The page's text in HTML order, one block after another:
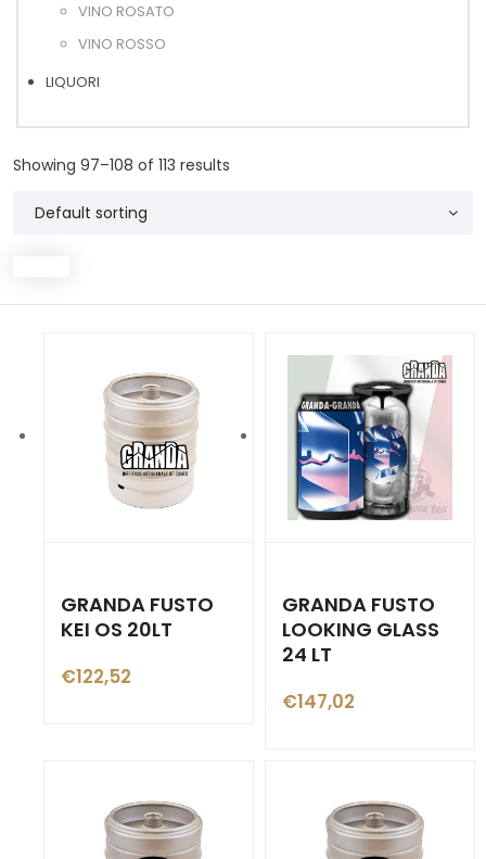
VINO ROSATO
VINO ROSSO
LIQUORI
Showing 97–108 of 113 results
GRANDA FUSTO
KEI OS 20LT
€122,52
GRANDA FUSTO
LOOKING GLASS
24 LT
€147,02